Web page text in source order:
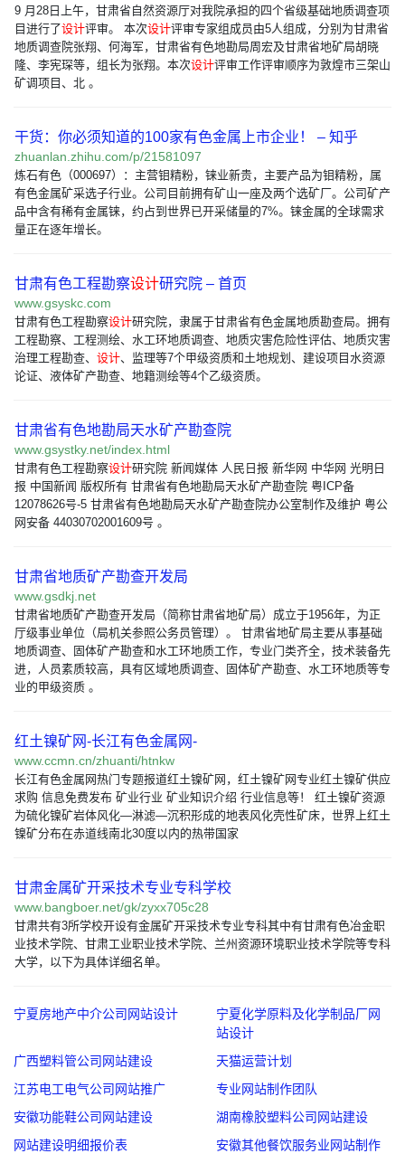
9 月28日上午，甘肃省自然资源厅对我院承担的四个省级基础地质调查项
目进行了设计评审。 本次设计评审专家组成员由5人组成，分别为甘肃省
地质调查院张翔、何海军，甘肃省有色地勘局周宏及甘肃省地矿局胡晓
隆、李宪琛等，组长为张翔。本次设计评审工作评审顺序为敦煌市三架山
矿调项目、北 。
干货：你必须知道的100家有色金属上市企业！ – 知乎
zhuanlan.zhihu.com/p/21581097
炼石有色（000697）：主营钼精粉，铼业新贵，主要产品为钼精粉，属
有色金属矿采选子行业。公司目前拥有矿山一座及两个选矿厂。公司矿产
品中含有稀有金属铼，约占到世界已开采储量的7%。铼金属的全球需求
量正在逐年增长。
甘肃有色工程勘察设计研究院 – 首页
www.gsyskc.com
甘肃有色工程勘察设计研究院，隶属于甘肃省有色金属地质勘查局。拥有
工程勘察、工程测绘、水工环地质调查、地质灾害危险性评估、地质灾害
治理工程勘查、 设计、监理等7个甲级资质和土地规划、建设项目水资源
论证、液体矿产勘查、地籍测绘等4个乙级资质。
甘肃省有色地勘局天水矿产勘查院
www.gsystky.net/index.html
甘肃有色工程勘察设计研究院 新闻媒体 人民日报 新华网 中华网 光明日
报 中国新闻 版权所有 甘肃省有色地勘局天水矿产勘查院 粤ICP备
12078626号-5 甘肃省有色地勘局天水矿产勘查院办公室制作及维护 粤公
网安备 44030702001609号 。
甘肃省地质矿产勘查开发局
www.gsdkj.net
甘肃省地质矿产勘查开发局（简称甘肃省地矿局）成立于1956年，为正
厅级事业单位（局机关参照公务员管理）。 甘肃省地矿局主要从事基础
地质调查、固体矿产勘查和水工环地质工作，专业门类齐全，技术装备先
进，人员素质较高，具有区域地质调查、固体矿产勘查、水工环地质等专
业的甲级资质 。
红土镍矿网-长江有色金属网-
www.ccmn.cn/zhuanti/htnkw
长江有色金属网热门专题报道红土镍矿网，红土镍矿网专业红土镍矿供应
求购 信息免费发布 矿业行业 矿业知识介绍 行业信息等！ 红土镍矿资源
为硫化镍矿岩体风化―淋滤―沉积形成的地表风化壳性矿床，世界上红土
镍矿分布在赤道线南北30度以内的热带国家
甘肃金属矿开采技术专业专科学校
www.bangboer.net/gk/zyxx705c28
甘肃共有3所学校开设有金属矿开采技术专业专科其中有甘肃有色冶金职
业技术学院、甘肃工业职业技术学院、兰州资源环境职业技术学院等专科
大学，以下为具体详细名单。
宁夏房地产中介公司网站设计
宁夏化学原料及化学制品厂网
站设计
广西塑料管公司网站建设
天猫运营计划
江苏电工电气公司网站推广
专业网站制作团队
安徽功能鞋公司网站建设
湖南橡胶塑料公司网站建设
网站建设明细报价表
安徽其他餐饮服务业网站制作